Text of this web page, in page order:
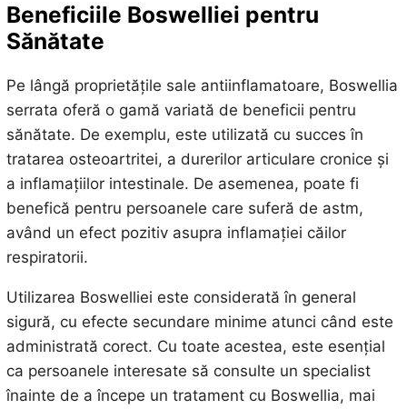
Beneficiile Boswelliei pentru
Sănătate
Pe lângă proprietățile sale antiinflamatoare, Boswellia
serrata oferă o gamă variată de beneficii pentru
sănătate. De exemplu, este utilizată cu succes în
tratarea osteoartritei, a durerilor articulare cronice și
a inflamațiilor intestinale. De asemenea, poate fi
benefică pentru persoanele care suferă de astm,
având un efect pozitiv asupra inflamației căilor
respiratorii.
Utilizarea Boswelliei este considerată în general
sigură, cu efecte secundare minime atunci când este
administrată corect. Cu toate acestea, este esențial
ca persoanele interesate să consulte un specialist
înainte de a începe un tratament cu Boswellia, mai